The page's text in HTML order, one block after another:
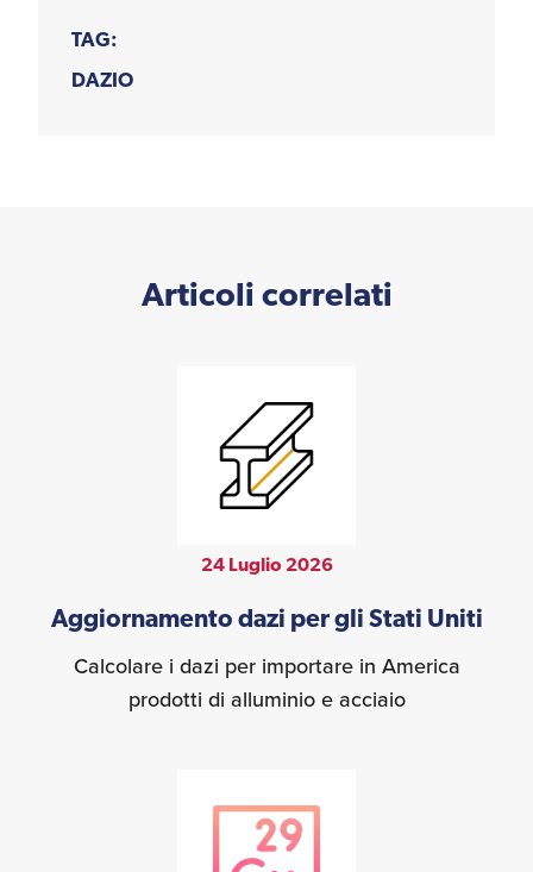
TAG:
DAZIO
Articoli correlati
24 Luglio 2026
Aggiornamento dazi per gli Stati Uniti
Calcolare i dazi per importare in America
prodotti di alluminio e acciaio